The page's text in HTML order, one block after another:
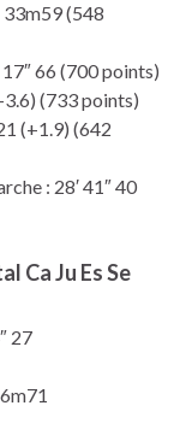
33m59 (548
66 (700 points)
(733 points)
(+1.9) (642
: 28′ 41″ 40
Ca Ju Es Se
27